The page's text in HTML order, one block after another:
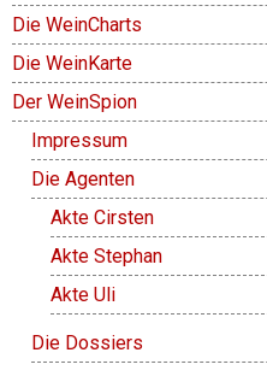
Die WeinCharts
Die WeinKarte
Der WeinSpion
Impressum
Die Agenten
Akte Cirsten
Akte Stephan
Akte Uli
Die Dossiers